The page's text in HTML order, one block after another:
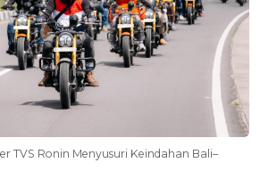
TVS Ronin Menyusuri Keindahan Bali–